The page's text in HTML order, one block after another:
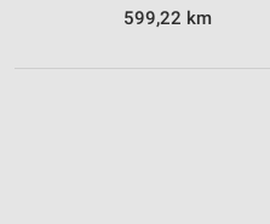
599,22 km